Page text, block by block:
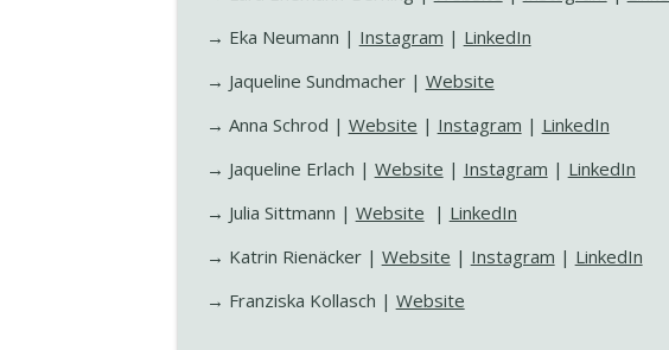
COACHINGBANDE - DER systemische Coaching-Podcast
COACHINGBANDE - DER systemische Coaching-Podcast
"Wenn Klienten nicht weiterkommen: Was die
"Systemtheorie – der Begriff, den alle nutzen und
COACHINGBANDE - DER systemische Coaching-Podcast
→ Eka Neumann | Instagram | LinkedIn
→ Jaqueline Sundmacher | Website
→ Anna Schrod | Website | Instagram | LinkedIn
→ Jaqueline Erlach | Website | Instagram | LinkedIn
→ Julia Sittmann | Website | LinkedIn
→ Katrin Rienäcker | Website | Instagram | LinkedIn
→ Franziska Kollasch | Website